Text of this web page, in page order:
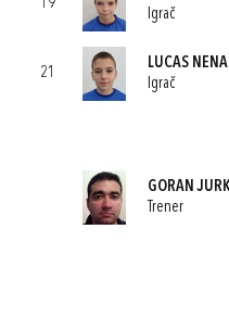
19
Igrač
21
LUCAS
Igrač
GORAN
Trener